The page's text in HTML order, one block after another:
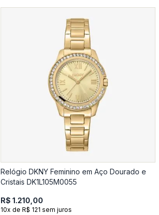
Relógio DKNY Feminino em Aço Dourado e
Cristais DK1L105M0055
R$ 1.210,00
10x de R$ 121 sem juros